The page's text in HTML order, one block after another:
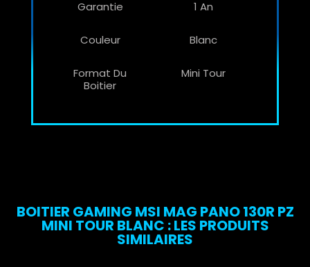
Garantie 1 An
Couleur Blanc
Format Du
Boitier
Mini Tour
BOITIER GAMING MSI MAG PANO 130R PZ
MINI TOUR BLANC : LES PRODUITS
SIMILAIRES